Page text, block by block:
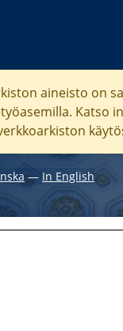
aineisto on
Katso
― In English